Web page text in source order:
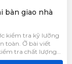
bàn giao nhà
kiểm tra kỹ lưỡng
toàn. Ở bài viết
tra chất lượng
giá đúng mức